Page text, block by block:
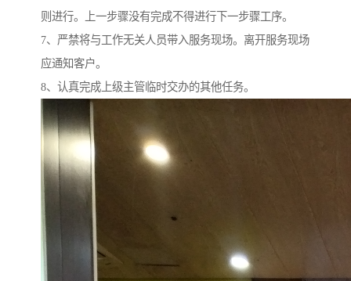
则进行。上一步骤没有完成不得进行下一步骤工序。
7、严禁将与工作无关人员带入服务现场。离开服务现场
应通知客户。
8、认真完成上级主管临时交办的其他任务。